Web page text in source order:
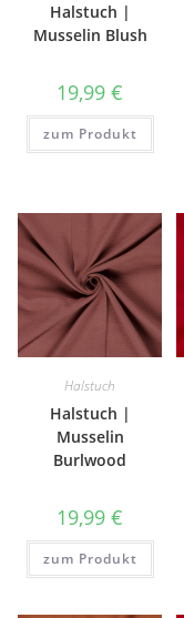
Halstuch |
Musselin Blush
19,99€
zum Produkt
Halstuch
Halstuch |
Musselin
Burlwood
19,99€
zum Produkt